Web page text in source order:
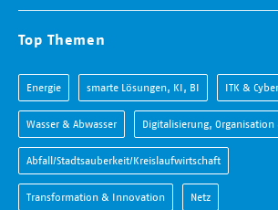
Top Themen
Energie smarte Lösungen, KI, BI ITK &
Wasser & Abwasser Digitalisierung, Organisation
Abfall/Stadtsauberkeit/Kreislaufwirtschaft
Transformation & Innovation Netz